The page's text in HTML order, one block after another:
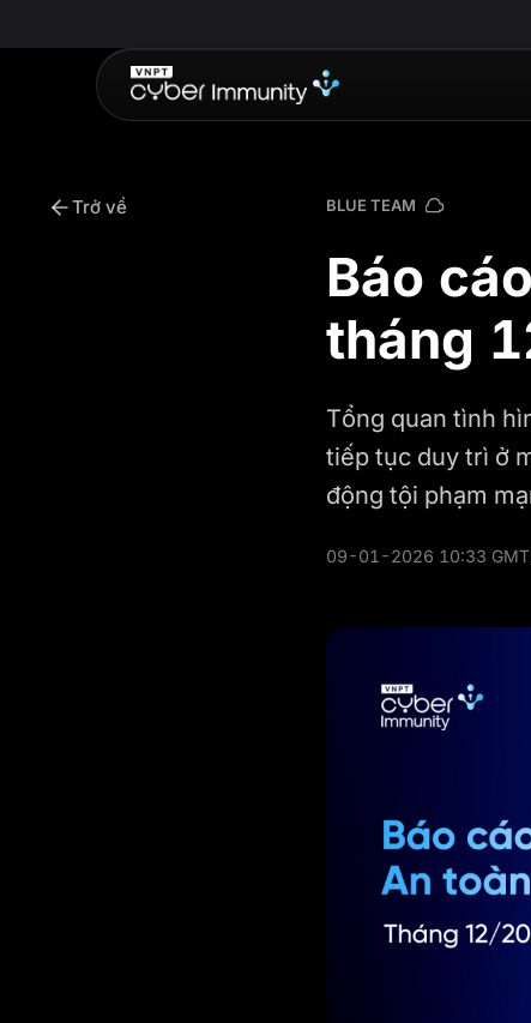
Trở về BLUE TEAM
Báo
tháng
Tổng quan tình
tiếp tục duy trì ở
động tội phạm
09-01-2026 10:33 GMT